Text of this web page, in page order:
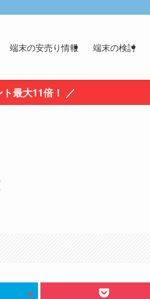
端末の安売り情報 端末の検討
ト最大11倍！ ／